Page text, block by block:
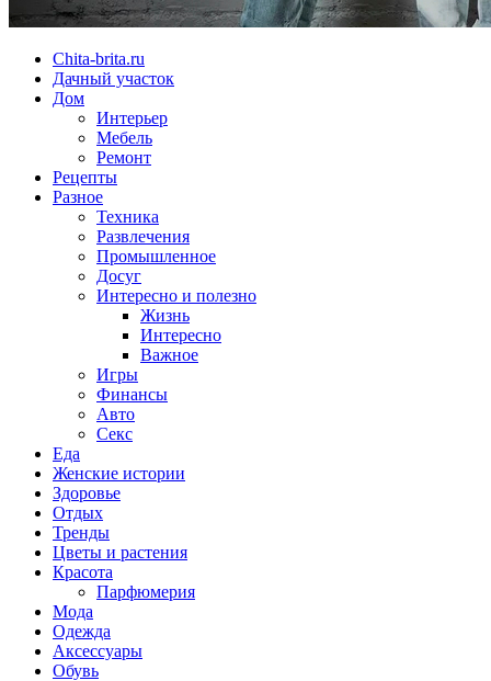
Chita-brita.ru
Дачный участок
Дом
Интерьер
Мебель
Ремонт
Рецепты
Разное
Техника
Развлечения
Промышленное
Досуг
Интересно и полезно
Жизнь
Интересно
Важное
Игры
Финансы
Авто
Секс
Еда
Женские истории
Здоровье
Отдых
Тренды
Цветы и растения
Красота
Парфюмерия
Мода
Одежда
Аксессуары
Обувь